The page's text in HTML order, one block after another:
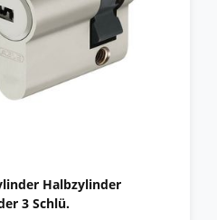
Halbzylinder
3 Schlü.